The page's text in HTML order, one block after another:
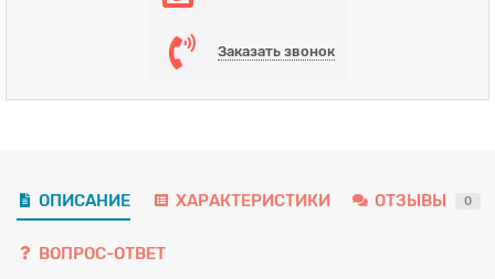
Заказать звонок
ОПИСАНИЕ ХАРАКТЕРИСТИКИ ОТЗЫВЫ 0
ВОПРОС-ОТВЕТ